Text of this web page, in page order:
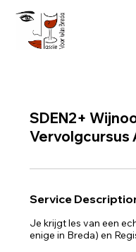
SDEN2+
Vervolgcursus
Service
Je krijgt les van een
enige in Breda) en